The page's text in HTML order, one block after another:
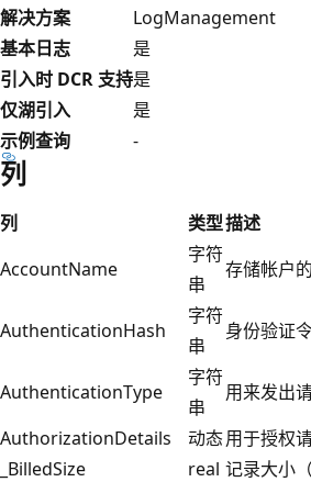
解决方案
LogManagement
基本日志
是
引入时 DCR 支持是
仅湖引入
是
示例查询
-
列
列 类型描述
AccountName
字符
串
存储帐户
AuthenticationHash
字符
串
身份验证
AuthenticationType
字符
串
用来发出
AuthorizationDetails
动态用于授权
_BilledSize
real 记录大小（